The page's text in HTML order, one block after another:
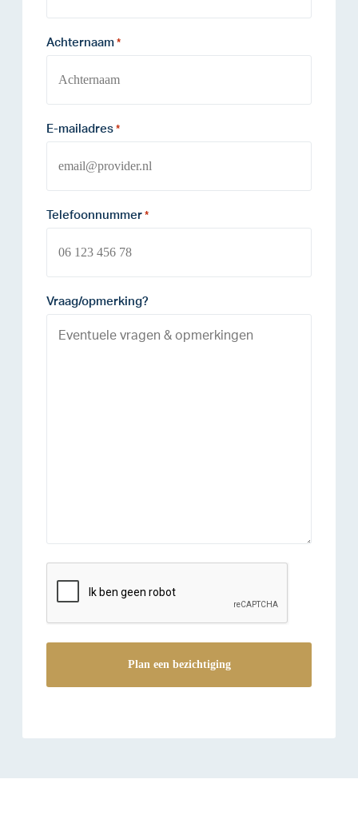
Achternaam *
E-mailadres *
Telefoonnummer *
Vraag/opmerking?